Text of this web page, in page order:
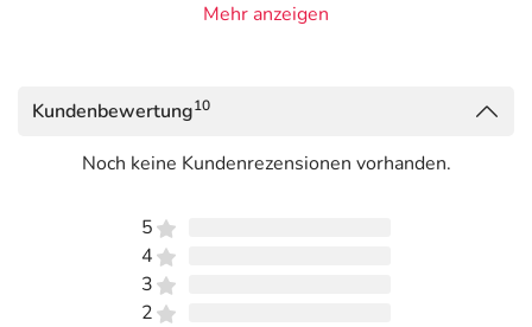
Mehr anzeigen
Kundenbewertung10
Noch keine Kundenrezensionen vorhanden.
5
4
3
2